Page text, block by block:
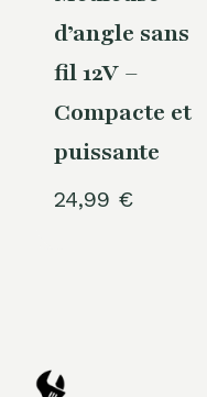
d’angle sans
fil 12V –
Compacte et
puissante
24,99 €